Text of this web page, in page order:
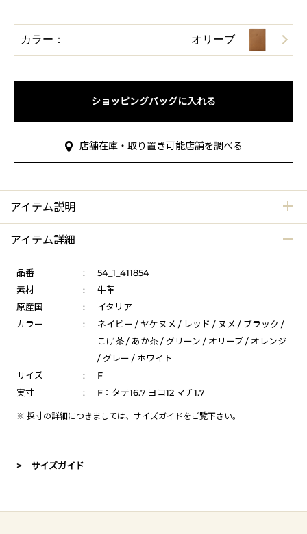
カラー： オリーブ
ショッピングバッグに入れる
店舗在庫・取り置き可能店舗を調べる
アイテム説明
アイテム詳細
品番 :
54_1_411854
素材
:
牛革
原産国
:
イタリア
カラー
:
ネイビー / ヤケヌメ / レッド / ヌメ / ブラック /
こげ茶 / あか茶 / グリーン / オリーブ / オレンジ
/ グレー / ホワイト
サイズ
:
F
実寸
: F：タテ16.7 ヨコ12 マチ1.7
※ 採寸の詳細につきましては、 サイズガイドをご覧下さい。
> サイズガイド